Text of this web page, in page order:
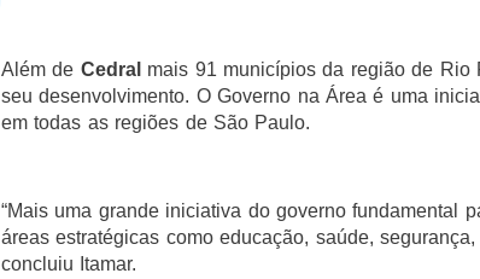
Além de Cedral mais 91 municípios da região de Rio
seu desenvolvimento. O Governo na Área é uma
em todas as regiões de São Paulo.
“Mais uma grande iniciativa do governo fundamental
áreas estratégicas como educação, saúde,
concluiu Itamar.